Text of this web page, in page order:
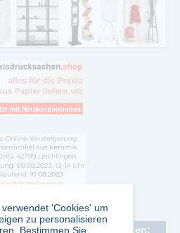
folgende Fachzeitschriften:
'Cookies' um
zu personalisieren
Bestimmen Sie,